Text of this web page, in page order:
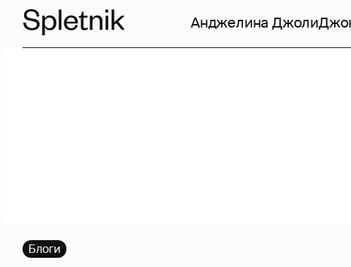
Анджелина Джоли
Блоги